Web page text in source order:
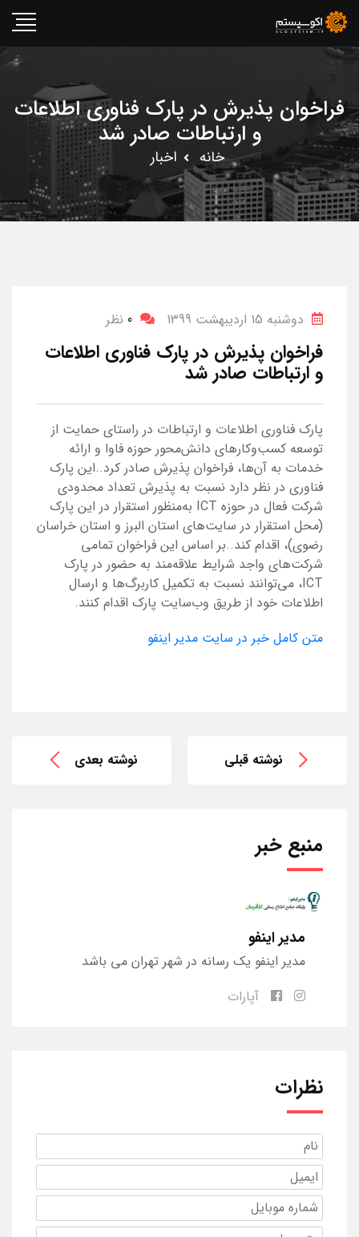
فراخوان پذیرش در پارک فناوری اطلاعات
و ارتباطات صادر شد
خانه اخبار
دوشنبه 15 اردیبهشت 1399 0 نظر
فراخوان پذیرش در پارک فناوری اطلاعات
و ارتباطات صادر شد
پارک فناوری اطلاعات و ارتباطات در راستای حمایت از
توسعه کسب‌وکارهای دانش‌محور حوزه فاوا و ارائه
خدمات به آن‌ها، فراخوان پذیرش صادر کرد..این پارک
فناوری در نظر دارد نسبت به پذیرش تعداد محدودی
شرکت فعال در حوزه ICT به‌منظور استقرار در این پارک
(محل استقرار در سایت‌های استان البرز و استان خراسان
رضوی)، اقدام کند..بر اساس این فراخوان تمامی
شرکت‌های واجد شرایط علاقه‌مند به حضور در پارک
ICT، می‌توانند نسبت به تکمیل کاربرگ‌ها و ارسال
اطلاعات خود از طریق وب‌سایت پارک اقدام کنند.
متن کامل خبر در سایت مدیر اینفو
نوشته قبلی نوشته بعدی
منبع خبر
مدیر اینفو
مدیر اینفو یک رسانه در شهر تهران می باشد
آپارات
نظرات